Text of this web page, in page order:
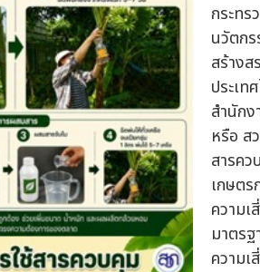
กระท
นวัตก
สร้างส
ประเท
สำนัก
หรือ ส
สารค
เกษต
ความ
มาตร
ความ